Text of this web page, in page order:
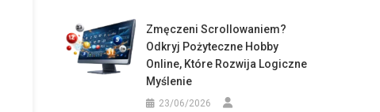
Zmęczeni Scrollowaniem?
Odkryj Pożyteczne Hobby
Online, Które Rozwija Logiczne
Myślenie
23/06/2026